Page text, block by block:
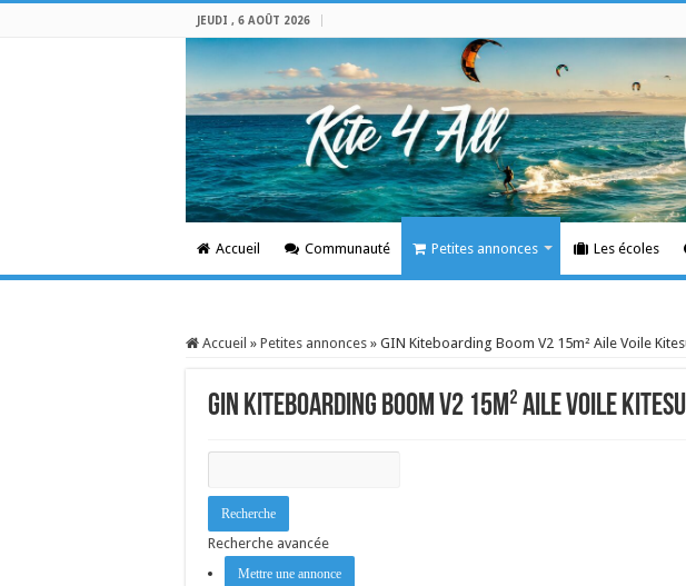
JEUDI , 6 AOÛT 2026
Accueil Communauté Petites annonces Les écoles
Accueil » Petites annonces » GIN Kiteboarding Boom V2 15m² Aile Voile
GIN Kiteboarding Boom V2 15m² Aile Voile
Recherche avancée
Mettre une annonce